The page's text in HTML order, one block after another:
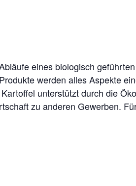
eines biologisch
werden alles Aspekte
unterstützt durch die
zu anderen Gewerben.